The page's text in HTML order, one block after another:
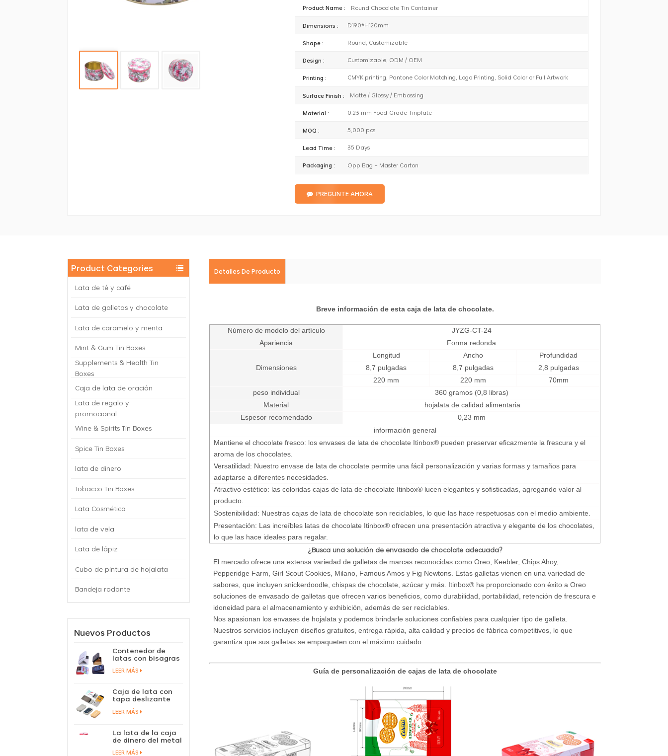
Product Name : Round Chocolate Tin Container
Dimensions : D190*H120mm
Shape : Round, Customizable
Design : Customizable, ODM / OEM
Printing : CMYK printing, Pantone Color Matching, Logo Printing, Solid Color or Full Artwork
Surface Finish : Matte / Glossy / Embossing
Material : 0.23 mm Food-Grade Tinplate
MOQ : 5,000 pcs
Lead Time : 35 Days
Packaging : Opp Bag + Master Carton
PREGUNTE AHORA
Product Categories
Lata de té y café
Lata de galletas y chocolate
Lata de caramelo y menta
Mint & Gum Tin Boxes
Supplements & Health Tin
Boxes
Caja de lata de oración
Lata de regalo y
promocional
Wine & Spirits Tin Boxes
Spice Tin Boxes
lata de dinero
Tobacco Tin Boxes
Lata Cosmética
lata de vela
Lata de lápiz
Cubo de pintura de hojalata
Bandeja rodante
Nuevos Productos
Contenedor de
latas con bisagras
de aluminio,
pastillas de
en caja de lata con
tapa con bisagras
LEER MÁS
Caja de lata con
tapa deslizante
personalizada,
cubierta
menta para
caramelo, caja de
lata, bálsamo
labial, perfume
LEER MÁS
La lata de la caja
de dinero del metal
del logotipo de
LEER MÁS
Detalles De Producto
Breve información de esta caja de lata de chocolate.
Número de modelo del artículo
JYZG-CT-24
Apariencia
Forma redonda
Dimensiones
Longitud Ancho
Profundidad
8,7 pulgadas
8,7 pulgadas
2,8 pulgadas
220 mm
220 mm
70mm
peso individual
360 gramos (0,8 libras)
Material
hojalata de calidad alimentaria
Espesor recomendado
0,23 mm
información general
Mantiene el chocolate fresco: los envases de lata de chocolate Itinbox® pueden preservar eficazmente la frescura y el
aroma de los chocolates.
Versatilidad: Nuestro envase de lata de chocolate permite una fácil personalización y varias formas y tamaños para
adaptarse a diferentes necesidades.
Atractivo estético: las coloridas cajas de lata de chocolate Itinbox® lucen elegantes y sofisticadas, agregando valor al
producto.
Sostenibilidad: Nuestras cajas de lata de chocolate son reciclables, lo que las hace respetuosas con el medio ambiente.
Presentación: Las increíbles latas de chocolate Itinbox® ofrecen una presentación atractiva y elegante de los chocolates,
lo que las hace ideales para regalar.
¿Busca una solución de envasado de chocolate adecuada?
El mercado ofrece una extensa variedad de galletas de marcas reconocidas como Oreo, Keebler, Chips Ahoy,
Pepperidge Farm, Girl Scout Cookies, Milano, Famous Amos y Fig Newtons. Estas galletas vienen en una variedad de
sabores, que incluyen snickerdoodle, chispas de chocolate, azúcar y más. Itinbox® ha proporcionado con éxito a Oreo
soluciones de envasado de galletas que ofrecen varios beneficios, como durabilidad, portabilidad, retención de frescura e
idoneidad para el almacenamiento y exhibición, además de ser reciclables.
Nos apasionan los envases de hojalata y podemos brindarle soluciones confiables para cualquier tipo de galleta.
Nuestros servicios incluyen diseños gratuitos, entrega rápida, alta calidad y precios de fábrica competitivos, lo que
garantiza que sus galletas se empaqueten con el máximo cuidado.
Guía de personalización de cajas de lata de chocolate